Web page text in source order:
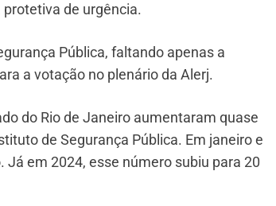
de urgência.
Pública, faltando apenas a
a votação no plenário da Alerj.
do Rio de Janeiro aumentaram quase
de Segurança Pública. Em janeiro e
em 2024, esse número subiu para 20